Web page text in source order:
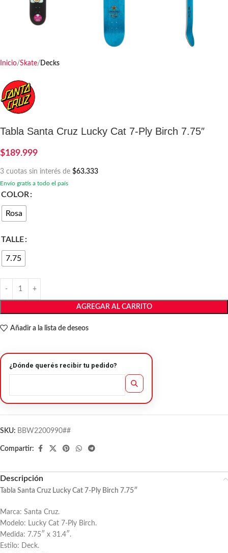
Inicio Skate Decks
Tabla Santa Cruz Lucky Cat 7-Ply Birch 7.75″
$189.999
3 cuotas sin interés de $63.333
Envío gratis a todo el país
COLOR
Rosa
TALLE
7.75
AGREGAR AL CARRITO
Añadir a la lista de deseos
¿Dónde querés recibir tu pedido?
SKU: BBW2200990##
Compartir:
Descripción
Tabla Santa Cruz Lucky Cat 7-Ply Birch 7.75″
Marca: Santa Cruz.
Modelo: Lucky Cat 7-Ply Birch.
Medida: 7.75″ x 31.4″.
Estilo: Deck.